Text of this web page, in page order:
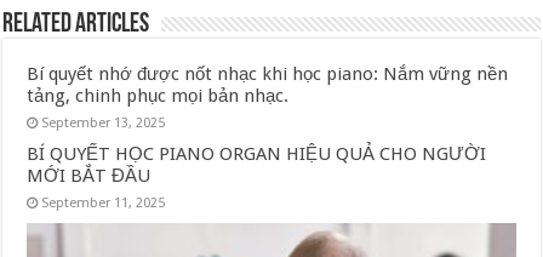
Related Articles
Bí quyết nhớ được nốt nhạc khi học piano: Nắm vững nền
tảng, chinh phục mọi bản nhạc.
September 13, 2025
BÍ QUYẾT HỌC PIANO ORGAN HIỆU QUẢ CHO NGƯỜI
MỚI BẮT ĐẦU
September 11, 2025